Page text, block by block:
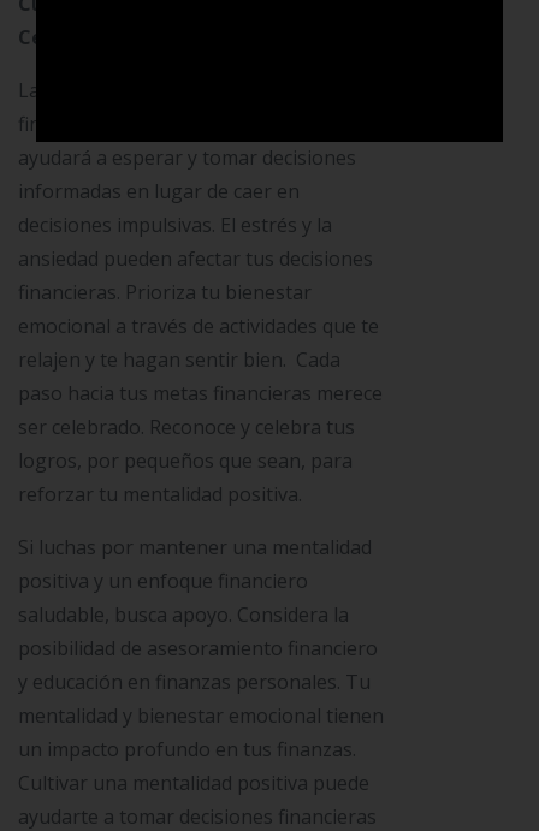
Celebra tus Logros Financieros
La paciencia es una virtud en las
finanzas. Una mentalidad positiva te
ayudará a esperar y tomar decisiones
informadas en lugar de caer en
decisiones impulsivas. El estrés y la
ansiedad pueden afectar tus decisiones
financieras. Prioriza tu bienestar
emocional a través de actividades que te
relajen y te hagan sentir bien. Cada
paso hacia tus metas financieras merece
ser celebrado. Reconoce y celebra tus
logros, por pequeños que sean, para
reforzar tu mentalidad positiva.
Si luchas por mantener una mentalidad
positiva y un enfoque financiero
saludable, busca apoyo. Considera la
posibilidad de asesoramiento financiero
y educación en finanzas personales. Tu
mentalidad y bienestar emocional tienen
un impacto profundo en tus finanzas.
Cultivar una mentalidad positiva puede
ayudarte a tomar decisiones financieras